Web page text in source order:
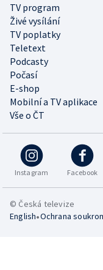
TV program
Živé vysílání
TV poplatky
Teletext
Podcasty
Počasí
E-shop
Mobilní a TV aplikace
Vše o ČT
Instagram Facebook
© Česká televize
English•Ochrana